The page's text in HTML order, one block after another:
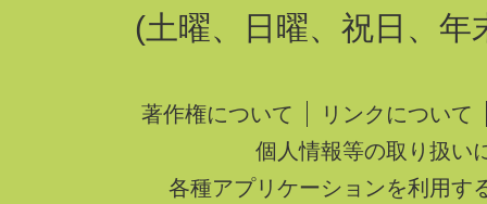
(土曜、日曜、祝日、年
著作権について
リンクについて
個人情報等の取り扱い
各種アプリケーションを利用す